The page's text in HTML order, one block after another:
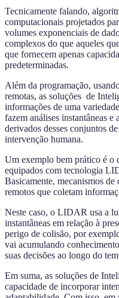
Tecnicamente falando,
computacionais projetados
volumes exponenciais de
complexos do que aqueles
que fornecem apenas
predeterminadas.
Além da programação,
remotas, as soluções de
informações de uma
fazem análises instantâneas
derivados desses conjuntos
intervenção humana.
Um exemplo bem prático é o
equipados com tecnologia
Basicamente, mecanismos de
remotos que coletam
Neste caso, o LIDAR usa a
instantâneas em relação à
perigo de colisão, por
vai acumulando
suas decisões ao longo do
Em suma, as soluções de
capacidade de incorporar